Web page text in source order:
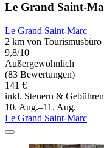
Le Grand Saint-
Le Grand Saint-Marc
2 km von
9,8/10
Außergewöhnlich
(83 Bewertungen)
141 €
inkl. Steuern & Gebühren
10. Aug.–11. Aug.
Le Grand Saint-Marc